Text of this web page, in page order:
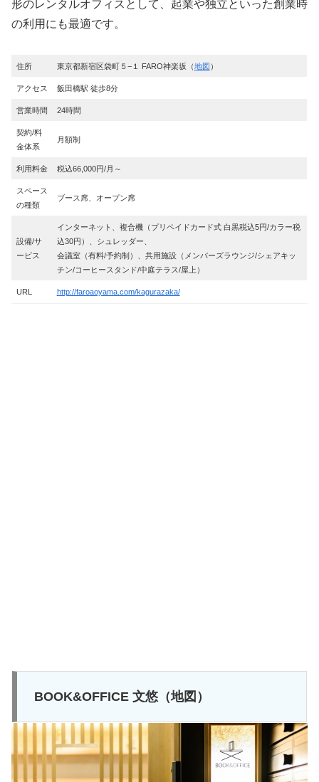
形のレンタルオフィスとして、起業や独立といった創業時
の利用にも最適です。
住所 東京都新宿区袋町５−１ FARO神楽坂（地図 ）
アクセス 飯田橋駅 徒歩8分
営業時間 24時間
契約/料
金体系
月額制
利用料金 税込66,000円/月～
スペース
の種類
ブース席、オープン席
設備/サ
ービス
インターネット、複合機（プリペイドカード式 白黒税込5円/カラー税
込30円）、シュレッダー、
会議室（有料/予約制）、共用施設（メンバーズラウンジ/シェアキッ
チン/コーヒースタンド/中庭テラス/屋上）
URL http://faroaoyama.com/kagurazaka/
BOOK&OFFICE 文悠（地図）